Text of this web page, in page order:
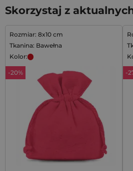
Skorzystaj z
Rozmiar: 8x10 cm
Tkanina: Bawełna
Kolor:
-20% -